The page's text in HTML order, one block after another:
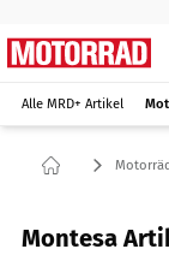
Alle MRD+ Artikel
Montesa